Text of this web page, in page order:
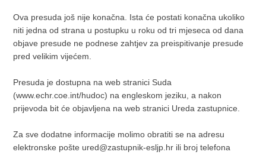
Ova presuda još nije konačna. Ista će postati konačna ukoliko
niti jedna od strana u postupku u roku od tri mjeseca od dana
objave presude ne podnese zahtjev za preispitivanje presude
pred velikim vijećem.
Presuda je dostupna na web stranici Suda
(www.echr.coe.int/hudoc) na engleskom jeziku, a nakon
prijevoda bit će objavljena na web stranici Ureda zastupnice.
Za sve dodatne informacije molimo obratiti se na adresu
elektronske pošte ured@zastupnik-esljp.hr ili broj telefona